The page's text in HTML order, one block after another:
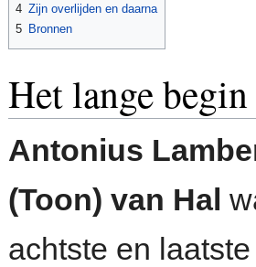
4 Zijn overlijden en daarna
5 Bronnen
Het lange begin
Antonius
(Toon) van Hal
achtste en